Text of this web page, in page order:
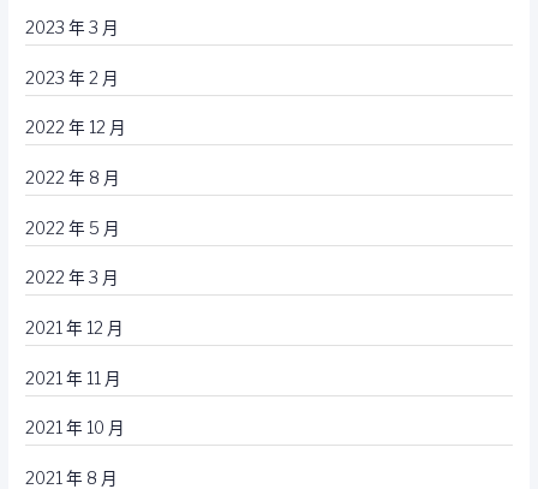
2023 年 3 月
2023 年 2 月
2022 年 12 月
2022 年 8 月
2022 年 5 月
2022 年 3 月
2021 年 12 月
2021 年 11 月
2021 年 10 月
2021 年 8 月